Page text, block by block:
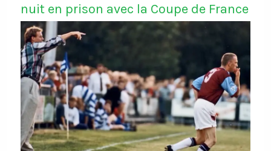
nuit en prison avec la Coupe de France